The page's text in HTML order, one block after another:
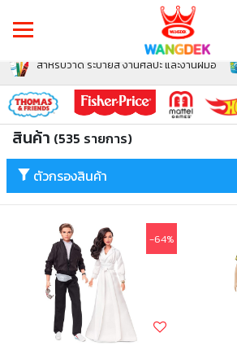
สำหรับวาด ระบายสี งานศิลปะ และงานฝีมือ
สินค้า (535 รายการ)
ตัวกรองสินค้า
-64%